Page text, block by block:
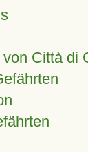
Città di